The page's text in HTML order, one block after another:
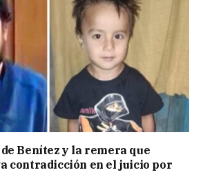
Benítez y la remera que
contradicción en el juicio por